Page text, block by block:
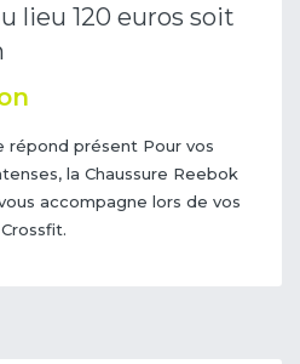
lieu 120 euros soit
répond présent Pour vos
la Chaussure Reebok
accompagne lors de vos